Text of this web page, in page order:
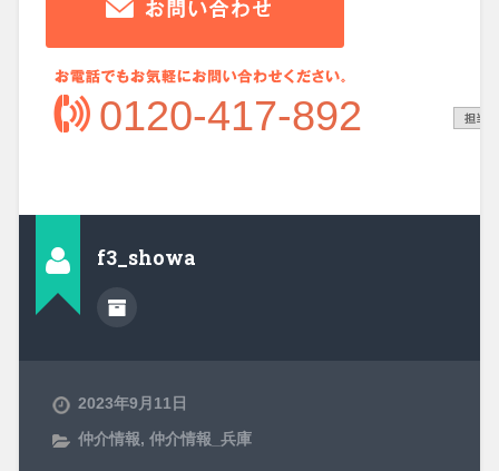
0120-417-892
f3_showa
2023年9月11日
仲介情報, 仲介情報_兵庫